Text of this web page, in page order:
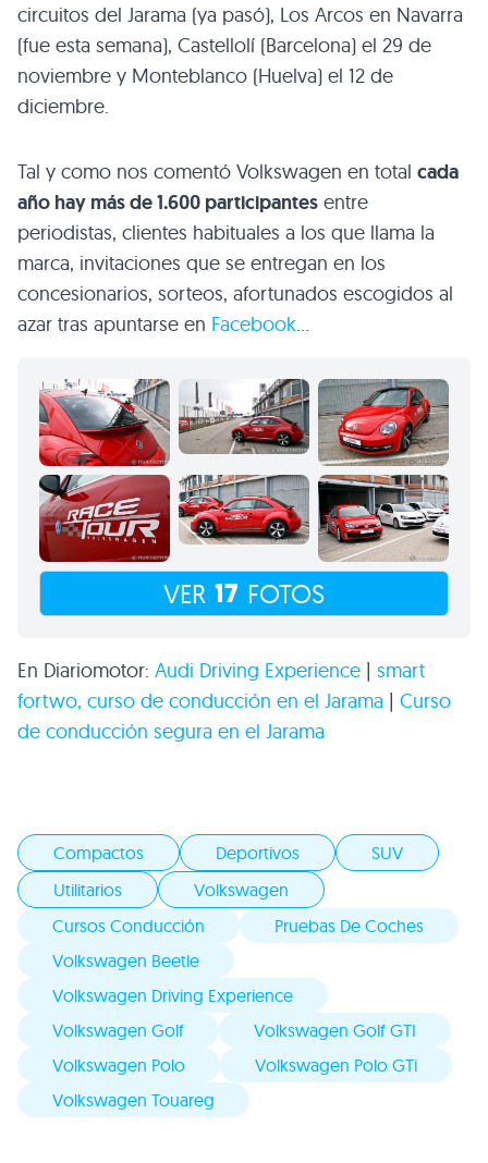
circuitos del Jarama (ya pasó), Los Arcos en Navarra
(fue esta semana), Castellolí (Barcelona) el 29 de
noviembre y Monteblanco (Huelva) el 12 de
diciembre.
Tal y como nos comentó Volkswagen en total cada
año hay más de 1.600 participantes entre
periodistas, clientes habituales a los que llama la
marca, invitaciones que se entregan en los
concesionarios, sorteos, afortunados escogidos al
azar tras apuntarse en Facebook…
VER 17 FOTOS
En Diariomotor: Audi Driving Experience | smart
fortwo, curso de conducción en el Jarama | Curso
de conducción segura en el Jarama
Compactos Deportivos
SUV
Utilitarios
Volkswagen
Cursos Conducción
Pruebas De Coches
Volkswagen Beetle
Volkswagen Driving Experience
Volkswagen Golf
Volkswagen Golf GTI
Volkswagen Polo
Volkswagen Polo GTi
Volkswagen Touareg